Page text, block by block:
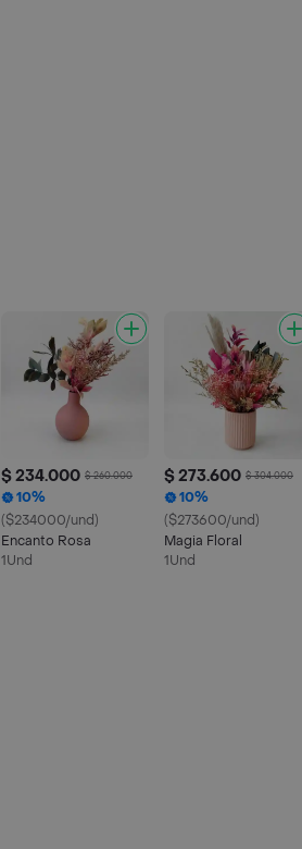
$ 234.000 $ 260.000
10%
($234000/und)
Encanto Rosa
1Und
$ 273.600 $ 304.000
10%
($273600/und)
Magia Floral
1Und